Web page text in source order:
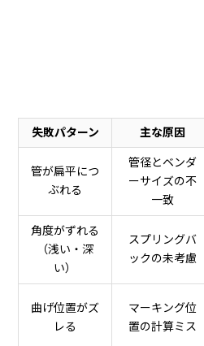
失敗パターン 主な原因
管が扁平につ
ぶれる
管径とベンダ
ーサイズの不
一致
角度がずれる
（浅い・深
い）
スプリングバ
ックの未考慮
曲げ位置がズ
レる
マーキング位
置の計算ミス